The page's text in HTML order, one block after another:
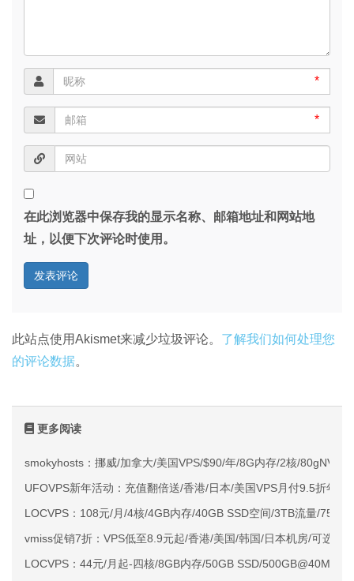
*
*
在此浏览器中保存我的显示名称、邮箱地址和网站地
址，以便下次评论时使用。
此站点使用Akismet来减少垃圾评论。 了解我们如何处理您
的评论数据。
更多阅读
smokyhosts：挪威/加拿大/美国VPS/$90/年/8G内存/2核/
UFOVPS新年活动：充值翻倍送/香港/日本/美国VPS月付9.5折年
LOCVPS：108元/月/4核/4GB内存/40GB SSD空间/3TB流量/
vmiss促销7折：VPS低至8.9元起/香港/美国/韩国/日本机房/可选
LOCVPS：44元/月起-四核/8GB内存/50GB SSD/